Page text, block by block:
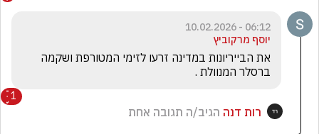
06:12 - 10.02.2026
יוסף מרקוביץ
ברסלר המנוולת .
1
רות דנה הגיב/ה תגובה אחת